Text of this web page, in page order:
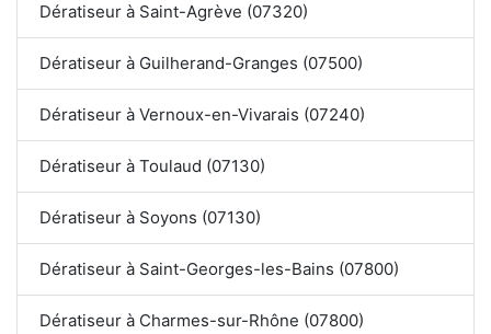
Dératiseur à Saint-Agrève (07320)
Dératiseur à Guilherand-Granges (07500)
Dératiseur à Vernoux-en-Vivarais (07240)
Dératiseur à Toulaud (07130)
Dératiseur à Soyons (07130)
Dératiseur à Saint-Georges-les-Bains (07800)
Dératiseur à Charmes-sur-Rhône (07800)